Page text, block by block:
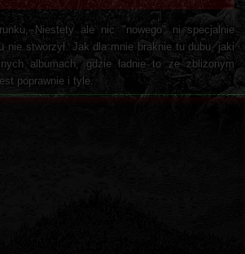
Niestety ale nic "nowego" ni specjalnie
nie stworzył. Jak dla mnie braknie tu dubu, jaki
albumach, gdzie ładnie to ze zbliżonym
poprawnie i tyle.